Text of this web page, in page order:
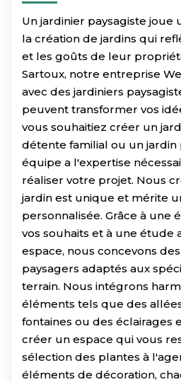
Un jardinier paysagiste joue
la création de jardins qui
et les goûts de leur
Sartoux, notre entreprise
avec des jardiniers
peuvent transformer vos
vous souhaitiez créer un
détente familial ou un
équipe a l'expertise
réaliser votre projet. Nous
jardin est unique et mérite
personnalisée. Grâce à une
vos souhaits et à une étude
espace, nous concevons
paysagers adaptés aux
terrain. Nous intégrons
éléments tels que des
fontaines ou des éclairages
créer un espace qui vous
sélection des plantes à
éléments de décoration,